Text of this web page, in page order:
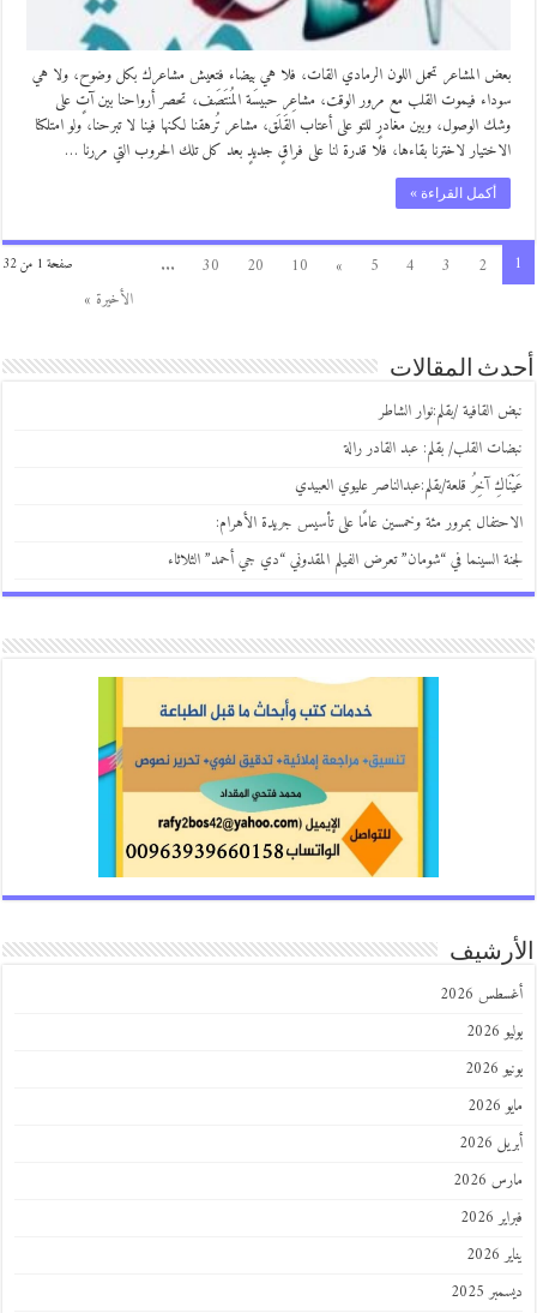
بعض المشاعر تحمل اللون الرمادي القات، فلا هي بيضاء فتعيش مشاعرك بكل وضوح، ولا هي
سوداء فيموت القلب مع مرور الوقت، مشاعِر حبيسَة المُنتَصَف، تحصر أرواحنا بين آتٍ على
وشك الوصول، وبين مغادرٍ للتو على أعتاب القَلَق، مشاعر تُرهقنا لكنها فينا لا تبرحنا، ولو امتلكنا
الاختيار لاخترنا بقاءها، فلا قدرة لنا على فراقٍ جديدٍ بعد كل تلك الحروب التي مررنا …
أكمل القراءة »
صفحة 1 من 32 1
2
3
4
5
»
10
20
30
...
الأخيرة »
أحدث المقالات
نبض القافية /بقلم:نوار الشاطر
نبضات القلب/ بقلم: عبد القادر رالة
عَيْنَاكِ آخِرُ قلعة/بقلم:عبدالناصر عليوي العبيدي
الاحتفال بمرور مئة وخمسين عامًا على تأسيس جريدة الأهرام:
لجنة السينما في “شومان” تعرض الفيلم المقدوني “دي جي أحمد” الثلاثاء
الأرشيف
أغسطس 2026
يوليو 2026
يونيو 2026
مايو 2026
أبريل 2026
مارس 2026
فبراير 2026
يناير 2026
ديسمبر 2025